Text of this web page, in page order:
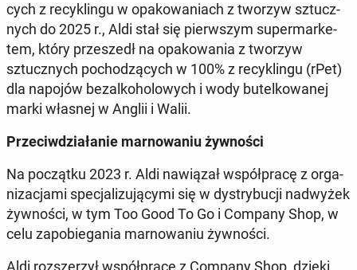
cych z re­cy­klin­gu w opa­ko­wa­niach z tworzyw sztucz­
nych do 2025 r., Aldi stał się pierw­szym su­per­mar­ke­
tem, który prze­szedł na opa­ko­wa­nia z tworzyw
sztucz­nych po­cho­dzą­cych w 100% z re­cy­klin­gu (rPet)
dla napojów bez­al­ko­ho­lo­wych i wody bu­tel­ko­wa­nej
marki własnej w Anglii i Walii.
Prze­ciw­dzia­ła­nie mar­no­wa­niu żyw­no­ści
Na po­cząt­ku 2023 r. Aldi na­wią­zał współ­pra­cę z or­ga­
ni­za­cja­mi spe­cja­li­zu­ją­cy­mi się w dys­try­bu­cji nad­wy­żek
żyw­no­ści, w tym Too Good To Go i Company Shop, w
celu za­po­bie­ga­nia mar­no­wa­niu żyw­no­ści.
Aldi roz­sze­rzył współ­pra­cę z Company Shop, dzięki